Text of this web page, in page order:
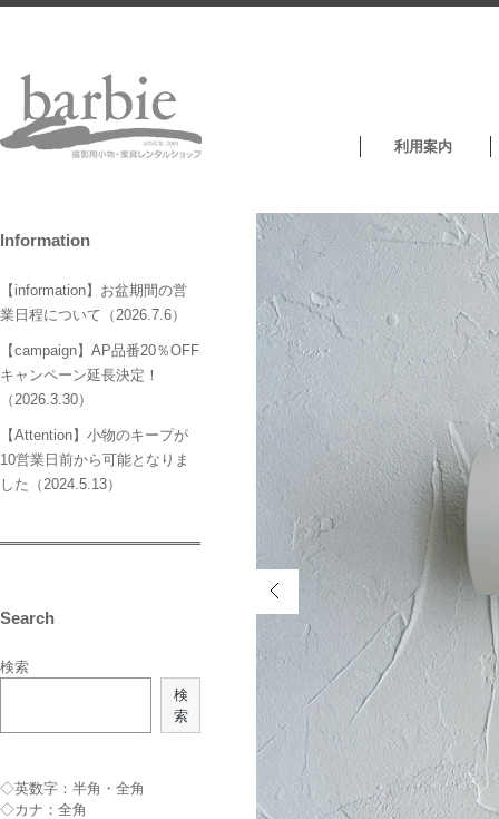
利用案内
Information
【information】お盆期間の営
業日程について（2026.7.6）
【campaign】AP品番20％OFF
キャンペーン延長決定！
（2026.3.30）
【Attention】小物のキープが
10営業日前から可能となりま
した（2024.5.13）
Search
検索
検
索
◇英数字：半角・全角
◇カナ：全角